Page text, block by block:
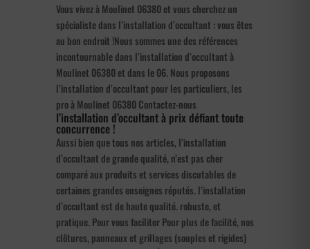
Vous vivez à Moulinet 06380 et vous cherchez un
spécialiste dans l’installation d’occultant : vous êtes
au bon endroit !Nous sommes une des références
incontournable dans l’installation d’occultant à
Moulinet 06380 et dans le 06. Nous proposons
l’installation d’occultant pour les particuliers, les
pro à Moulinet 06380 Contactez-nous
l’installation d’occultant à prix défiant toute
concurrence !
Aussi bien que tous nos articles, l’installation
d’occultant de grande qualité, n’est pas cher
comparé aux produits et services discutables de
certaines grandes enseignes réputés. l’installation
d’occultant est de haute qualité. robuste, et
pratique. Pour vous faciliter Pour plus de facilité, nos
clôtures, panneaux et grillages (souples et rigides)